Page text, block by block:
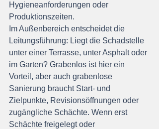
Hygieneanforderungen oder
Produktionszeiten.
Im Außenbereich entscheidet die
Leitungsführung: Liegt die Schadstelle
unter einer Terrasse, unter Asphalt oder
im Garten? Grabenlos ist hier ein
Vorteil, aber auch grabenlose
Sanierung braucht Start- und
Zielpunkte, Revisionsöffnungen oder
zugängliche Schächte. Wenn erst
Schächte freigelegt oder